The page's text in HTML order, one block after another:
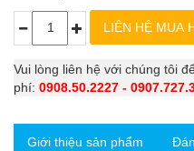
Vui lòng liên hệ với chúng tôi
phí: 0908.50.2227 -
Giới thiệu sản phẩm